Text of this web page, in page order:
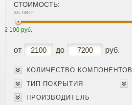
Пробка
Ламинат
Плинтус
Паркетная химия
Лаки
Грунтовка для лака
Лак для паркета
СТОИМОСТЬ:
ЗА ЛИТР
2 100 руб.
от до руб.
КОЛИЧЕСТВО КОМПОНЕНТОВ
ТИП ПОКРЫТИЯ
ПРОИЗВОДИТЕЛЬ